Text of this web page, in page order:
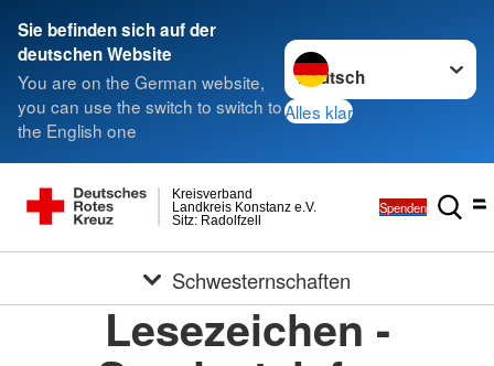
Sie befinden sich auf der
deutschen Website
You are on the German website,
you can use the switch to switch to
the English one
Sprache wechseln zu
Alles klar
Sitz: Radolfzell
Landkreis Konstanz e.V.
Kreisverband
Spenden
Schwesternschaften
Lesezeichen -